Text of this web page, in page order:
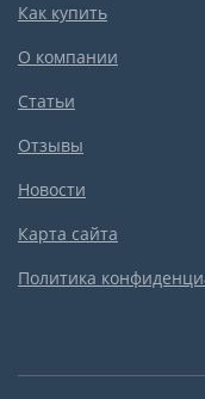
Как купить
О компании
Статьи
Отзывы
Новости
Карта сайта
Политика